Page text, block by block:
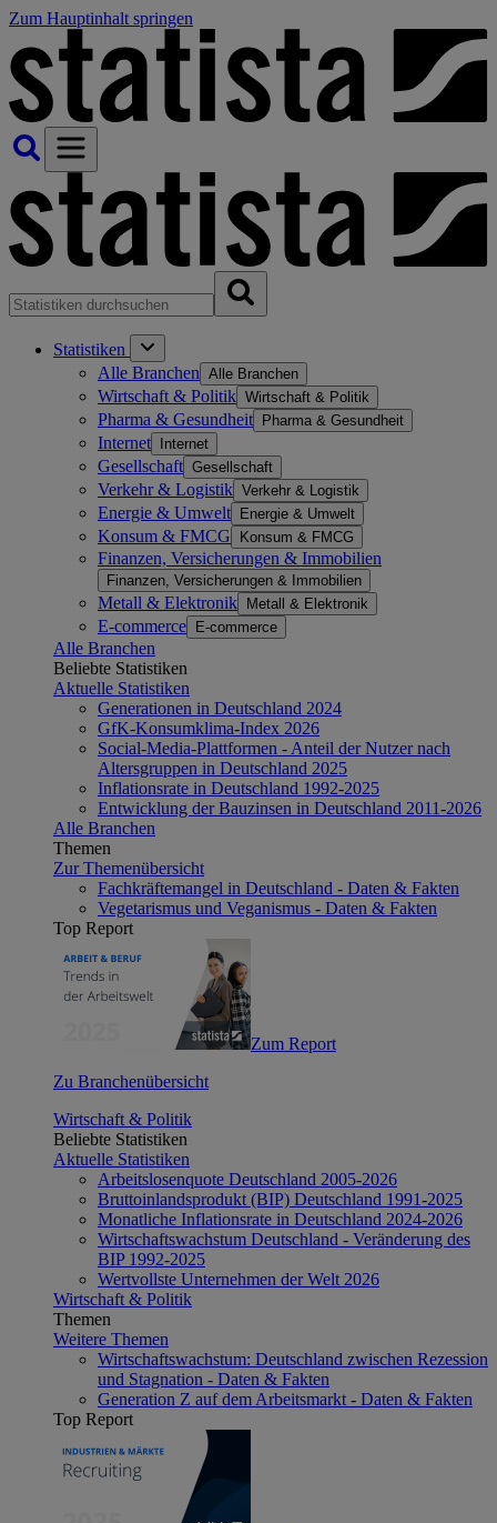
Zum Hauptinhalt springen
Statistiken
Alle Branchen Alle Branchen
Wirtschaft & Politik Wirtschaft & Politik
Pharma & Gesundheit Pharma & Gesundheit
Internet Internet
Gesellschaft Gesellschaft
Verkehr & Logistik Verkehr & Logistik
Energie & Umwelt Energie & Umwelt
Konsum & FMCG Konsum & FMCG
Finanzen, Versicherungen & Immobilien
Finanzen, Versicherungen & Immobilien
Metall & Elektronik Metall & Elektronik
E-commerce E-commerce
Alle Branchen
Beliebte Statistiken
Aktuelle Statistiken
Generationen in Deutschland 2024
GfK-Konsumklima-Index 2026
Social-Media-Plattformen - Anteil der Nutzer nach
Altersgruppen in Deutschland 2025
Inflationsrate in Deutschland 1992-2025
Entwicklung der Bauzinsen in Deutschland 2011-2026
Alle Branchen
Themen
Zur Themenübersicht
Fachkräftemangel in Deutschland - Daten & Fakten
Vegetarismus und Veganismus - Daten & Fakten
Top Report
Zum Report
Zu Branchenübersicht
Wirtschaft & Politik
Beliebte Statistiken
Aktuelle Statistiken
Arbeitslosenquote Deutschland 2005-2026
Bruttoinlandsprodukt (BIP) Deutschland 1991-2025
Monatliche Inflationsrate in Deutschland 2024-2026
Wirtschaftswachstum Deutschland - Veränderung des
BIP 1992-2025
Wertvollste Unternehmen der Welt 2026
Wirtschaft & Politik
Themen
Weitere Themen
Wirtschaftswachstum: Deutschland zwischen Rezession
und Stagnation - Daten & Fakten
Generation Z auf dem Arbeitsmarkt - Daten & Fakten
Top Report